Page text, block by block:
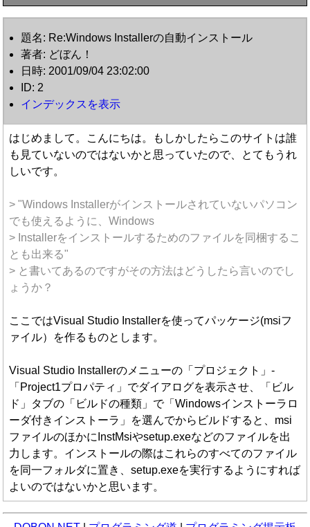
題名: Re:Windows Installerの自動インストール
著者: どぼん！
日時: 2001/09/04 23:02:00
ID: 2
インデックスを表示
はじめまして。こんにちは。もしかしたらこのサイトは誰
も見ていないのではないかと思っていたので、とてもうれ
しいです。
> "Windows Installerがインストールされていないパソコン
でも使えるように、Windows
> Installerをインストールするためのファイルを同梱するこ
とも出来る"
> と書いてあるのですがその方法はどうしたら言いのでし
ょうか？
ここではVisual Studio Installerを使ってパッケージ(msiフ
ァイル）を作るものとします。
Visual Studio Installerのメニューの「プロジェクト」-
「Project1プロパティ」でダイアログを表示させ、「ビル
ド」タブの「ビルドの種類」で「Windowsインストーラロ
ーダ付きインストーラ」を選んでからビルドすると、msi
ファイルのほかにInstMsiやsetup.exeなどのファイルを出
力します。インストールの際はこれらのすべてのファイル
を同一フォルダに置き、setup.exeを実行するようにすれば
よいのではないかと思います。